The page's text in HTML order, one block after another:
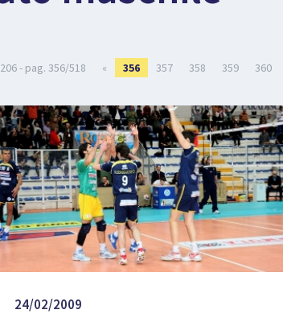
- pag. 356/518 « 356 357 358 359 360
24/02/2009